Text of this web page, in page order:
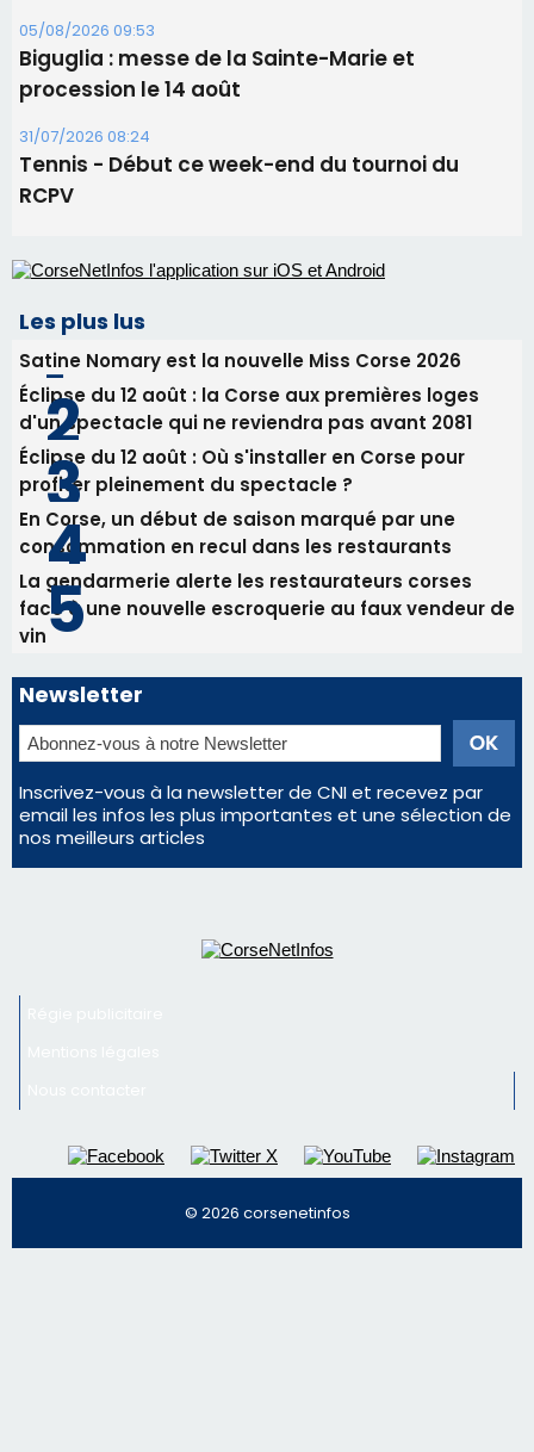
05/08/2026 09:53
Biguglia : messe de la Sainte-Marie et
procession le 14 août
31/07/2026 08:24
Tennis - Début ce week-end du tournoi du
RCPV
Les plus lus
Satine Nomary est la nouvelle Miss Corse 2026
Éclipse du 12 août : la Corse aux premières loges
d'un spectacle qui ne reviendra pas avant 2081
Éclipse du 12 août : Où s'installer en Corse pour
profiter pleinement du spectacle ?
En Corse, un début de saison marqué par une
consommation en recul dans les restaurants
La gendarmerie alerte les restaurateurs corses
face à une nouvelle escroquerie au faux vendeur de
vin
Newsletter
Inscrivez-vous à la newsletter de CNI et recevez par
email les infos les plus importantes et une sélection de
nos meilleurs articles
© 2026 corsenetinfos